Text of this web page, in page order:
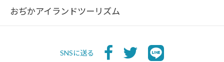
おぢかアイランドツーリズム
SNSに送る